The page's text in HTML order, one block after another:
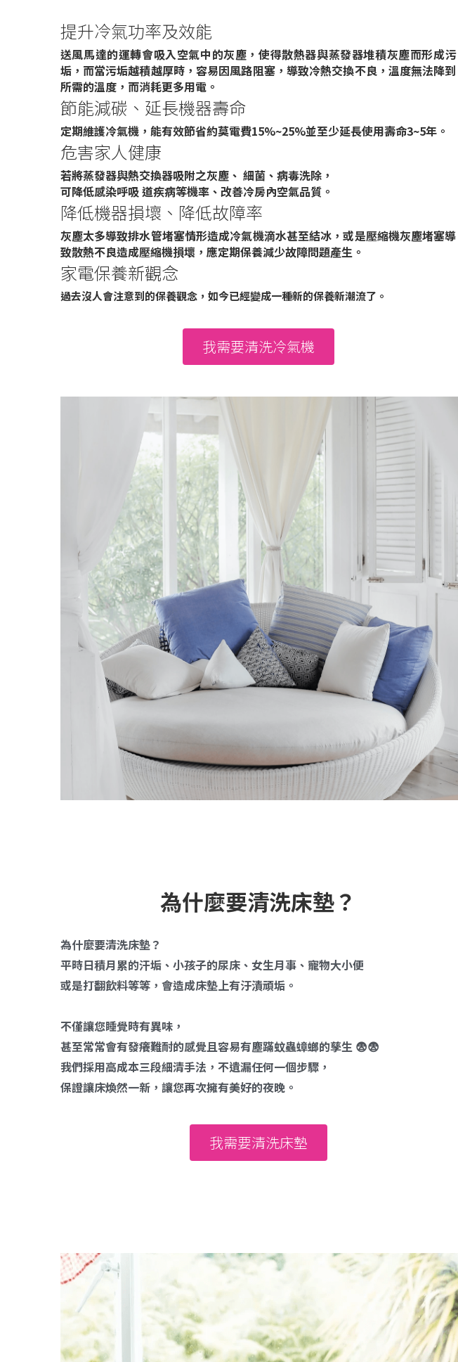
提升冷氣功率及效能
送風馬達的運轉會吸入空氣中的灰塵，使得散熱器與蒸發器堆積灰塵而形成污
垢，而當污垢越積越厚時，容易因風路阻塞，導致冷熱交換不良，溫度無法降到
所需的溫度，而消耗更多用電。
節能減碳、延長機器壽命
定期維護冷氣機，能有效節省約莫電費15%~25%並至少延長使用壽命3~5年。
危害家人健康
若將蒸發器與熱交換器吸附之灰塵、 細菌、病毒洗除，
可降低感染呼吸 道疾病等機率、改善冷房內空氣品質。
降低機器損壞、降低故障率
灰塵太多導致排水管堵塞情形造成冷氣機滴水甚至結冰，或是壓縮機灰塵堵塞導
致散熱不良造成壓縮機損壞，應定期保養減少故障問題產生。
家電保養新觀念
過去沒人會注意到的保養觀念，如今已經變成一種新的保養新潮流了。
我需要清洗冷氣機
為什麼要清洗床墊？
為什麼要清洗床墊？
平時日積月累的汗垢、小孩子的尿床、女生月事、寵物大小便
或是打翻飲料等等，會造成床墊上有汙漬頑垢。
不僅讓您睡覺時有異味，
甚至常常會有發癢難耐的感覺且容易有塵蹣蚊蟲蟑螂的孳生 😨😨
我們採用高成本三段細清手法，不遺漏任何一個步驟，
保證讓床煥然一新，讓您再次擁有美好的夜晚。
我需要清洗床墊